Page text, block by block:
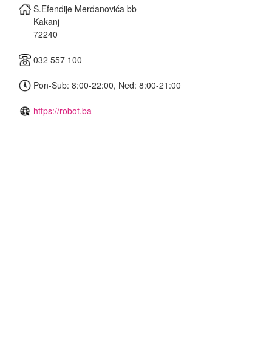
S.Efendije Merdanovića bb
Kakanj
72240
032 557 100
Pon-Sub: 8:00-22:00, Ned: 8:00-21:00
https://robot.ba